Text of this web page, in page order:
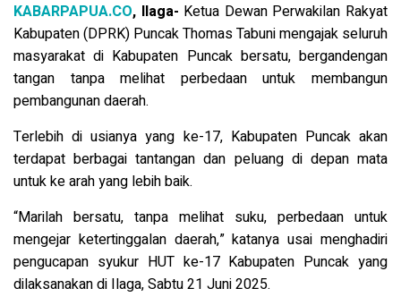
KABARPAPUA.CO, Ilaga- Ketua Dewan Perwakilan Rakyat
Kabupaten (DPRK) Puncak Thomas Tabuni mengajak seluruh
masyarakat di Kabupaten Puncak bersatu, bergandengan
tangan tanpa melihat perbedaan untuk membangun
pembangunan daerah.
Terlebih di usianya yang ke-17, Kabupaten Puncak akan
terdapat berbagai tantangan dan peluang di depan mata
untuk ke arah yang lebih baik.
“Marilah bersatu, tanpa melihat suku, perbedaan untuk
mengejar ketertinggalan daerah,” katanya usai menghadiri
pengucapan syukur HUT ke-17 Kabupaten Puncak yang
dilaksanakan di Ilaga, Sabtu 21 Juni 2025.